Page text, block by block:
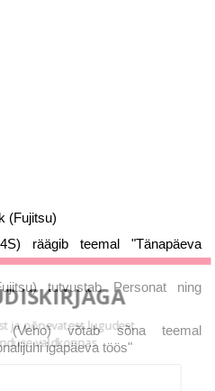
(Fujitsu)
räägib teemal "Tänapäeva
tutvustab Personat ning
võtab sõna teemal
igapäeva töös"
ja põnevatest lugudest
valdkonnas